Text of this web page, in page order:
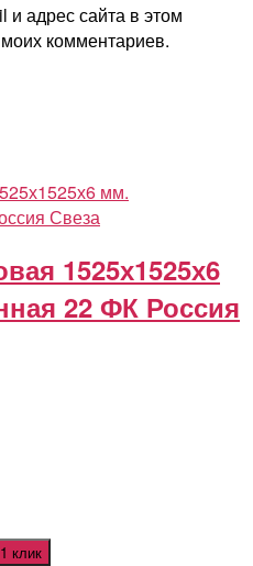
адрес сайта в этом
комментариев.
1525х1525х6
22 ФК Россия
клик